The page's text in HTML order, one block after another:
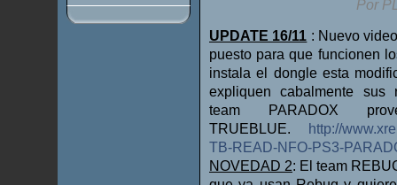
Por
UPDATE 16/11 : Nuevo
puesto para que funcionen
instala el dongle esta
expliquen cabalmente sus
team PARADOX
TRUEBLUE.
http://
TB-READ-NFO-PS3-
NOVEDAD 2: El team